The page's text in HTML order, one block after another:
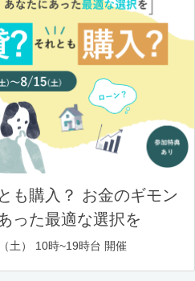
も購入？ お金のギモン
った最適な選択を
土） 10時~19時台 開催